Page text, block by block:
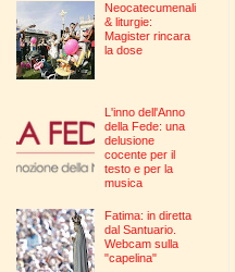
Neocatecumenali
& liturgie:
Magister rincara
la dose
L'inno dell'Anno
della Fede: una
delusione
cocente per il
testo e per la
musica
Fatima: in diretta
dal Santuario.
Webcam sulla
"capelina"